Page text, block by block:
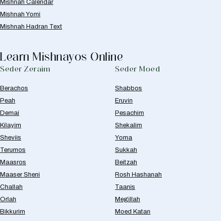
Mishnah Calendar
Mishnah Yomi
Mishnah Hadran Text
Learn Mishnayos Online
Seder Zeraim
Berachos
Peah
Demai
Kilayim
Sheviis
Terumos
Maasros
Maaser Sheni
Challah
Orlah
Bikkurim
Seder Moed
Shabbos
Eruvin
Pesachim
Shekalim
Yoma
Sukkah
Beitzah
Rosh Hashanah
Taanis
Megillah
Moed Katan